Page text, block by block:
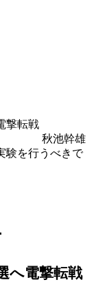
撃転戦
雄
験を行うべきで
へ電撃転戦